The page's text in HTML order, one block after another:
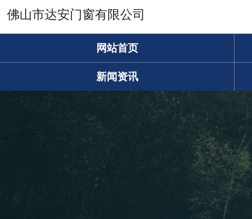
佛山市达安门窗有限公司
网站首页
新闻资讯